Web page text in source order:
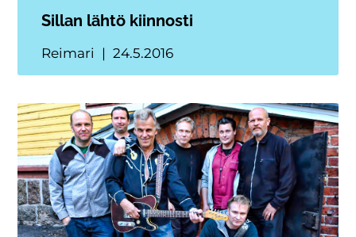
Sillan lähtö kiinnosti
Reimari 24.5.2016